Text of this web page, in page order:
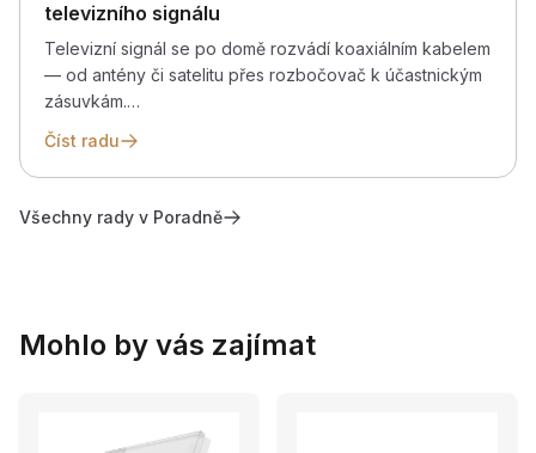
televizního signálu
Televizní signál se po domě rozvádí koaxiálním kabelem
— od antény či satelitu přes rozbočovač k účastnickým
zásuvkám.…
Číst radu
Všechny rady v Poradně
Mohlo by vás zajímat